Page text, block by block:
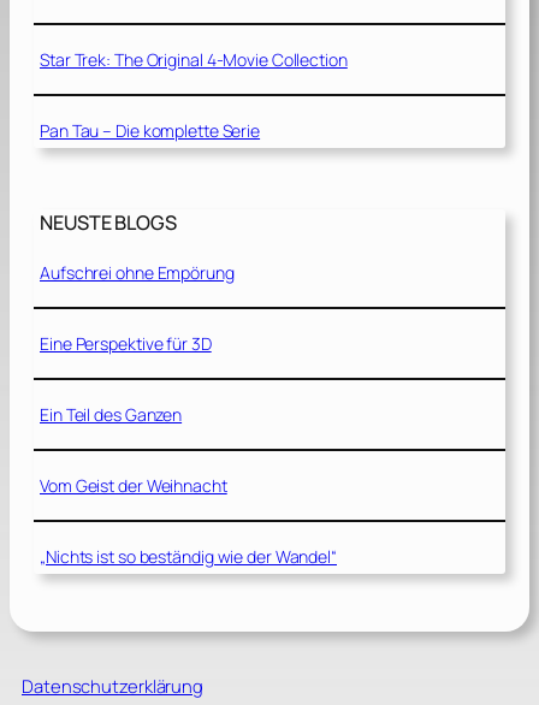
Star Trek: The Original 4-Movie Collection
Pan Tau – Die komplette Serie
NEUSTE BLOGS
Aufschrei ohne Empörung
Eine Perspektive für 3D
Ein Teil des Ganzen
Vom Geist der Weihnacht
„Nichts ist so beständig wie der Wandel“
Datenschutzerklärung